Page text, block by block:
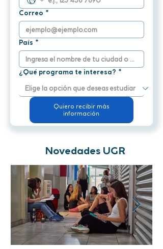
Correo *
País *
¿Qué programa te interesa? *
Quiero recibir más
información
Novedades UGR